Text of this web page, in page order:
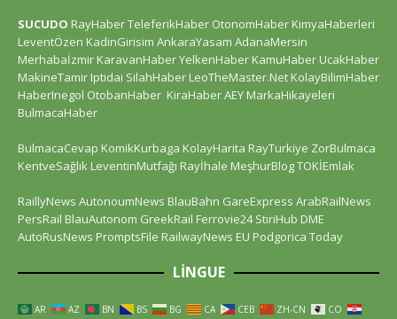
SUCUDO RayHaberTeleferikHaber OtonomHaber KimyaHaberleri
LeventÖzen KadinGirisim AnkaraYasam AdanaMersin
Merhabaİzmir KaravanHaberYelkenHaber KamuHaber UcakHaber
MakineTamir Iptidai SilahHaber LeoTheMaster.Net KolayBilimHaber
HaberInegol OtobanHaber KiraHaberAEY MarkaHikayeleri
BulmacaHaber
BulmacaCevap KomikKurbaga KolayHarita RayTurkiye ZorBulmaca
KentveSağlık LeventinMutfağı Rayİhale MeşhurBlogTOKİEmlak
RaillyNews AutonoumNews BlauBahn GareExpress ArabRailNews
PersRail BlauAutonom GreekRail Ferrovie24 StiriHub DME
AutoRusNews PromptsFile RailwayNews EU Podgorica Today
LINGUE
AR AZ BN BS BG CA CEB ZH-CN
CO